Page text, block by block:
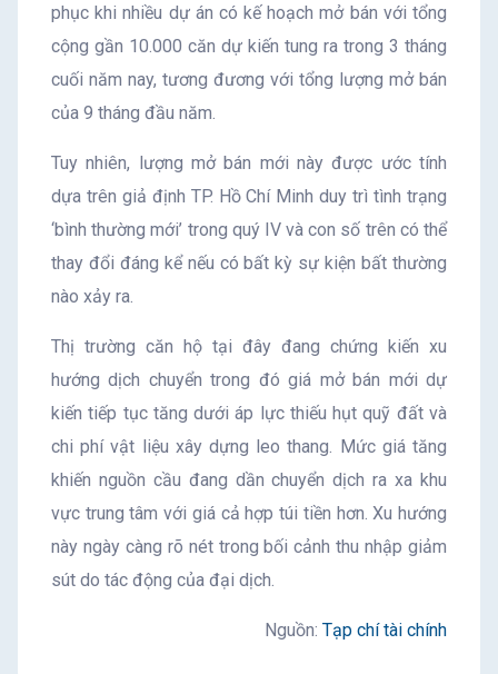
phục khi nhiều dự án có kế hoạch mở bán với tổng
cộng gần 10.000 căn dự kiến tung ra trong 3 tháng
cuối năm nay, tương đương với tổng lượng mở bán
của 9 tháng đầu năm.
Tuy nhiên, lượng mở bán mới này được ước tính
dựa trên giả định TP. Hồ Chí Minh duy trì tình trạng
‘bình thường mới’ trong quý IV và con số trên có thể
thay đổi đáng kể nếu có bất kỳ sự kiện bất thường
nào xảy ra.
Thị trường căn hộ tại đây đang chứng kiến xu
hướng dịch chuyển trong đó giá mở bán mới dự
kiến tiếp tục tăng dưới áp lực thiếu hụt quỹ đất và
chi phí vật liệu xây dựng leo thang. Mức giá tăng
khiến nguồn cầu đang dần chuyển dịch ra xa khu
vực trung tâm với giá cả hợp túi tiền hơn. Xu hướng
này ngày càng rõ nét trong bối cảnh thu nhập giảm
sút do tác động của đại dịch.
Nguồn: Tạp chí tài chính